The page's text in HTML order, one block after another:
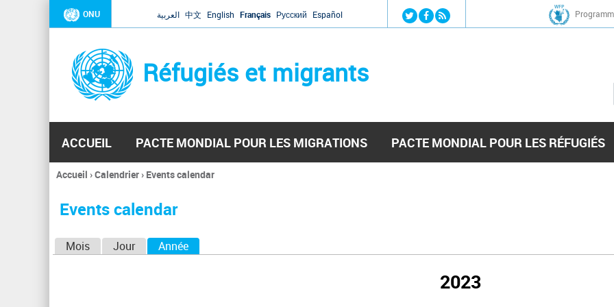
Jump to navigation
ONU العربية 中文 English Français Русский Español
Réfugiés et migrants
ACCUEIL PACTE MONDIAL POUR LES MIGRATIONS PACTE MONDIAL POUR LES RÉFUGIÉS
Vous
ici
Accueil ›Calendrier› Events calendar
Events calendar
Mois Jour Année
2023